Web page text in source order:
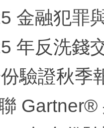
金融犯罪
年反洗錢
驗證秋季